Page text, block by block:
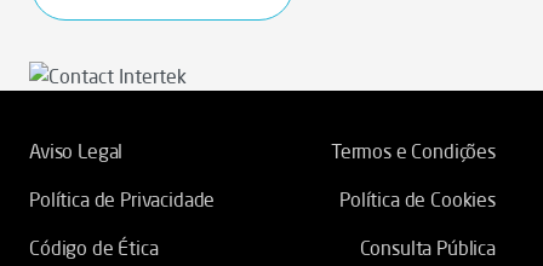
Aviso Legal
Termos e Condições
Política de Privacidade
Política de Cookies
Código de Ética
Consulta Pública